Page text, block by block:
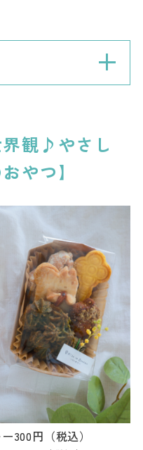
観♪やさし
やつ】
300円（税込）